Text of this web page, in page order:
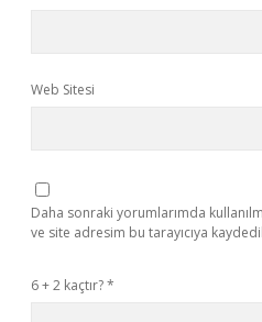
Web Sitesi
Daha sonraki yorumlarımda
ve site adresim bu tarayıcıya
6 + 2 kaçtır?*